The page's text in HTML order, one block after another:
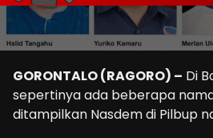
GORONTALO (RAGORO) – Di
sepertinya ada beberapa
ditampilkan Nasdem di Pilbup